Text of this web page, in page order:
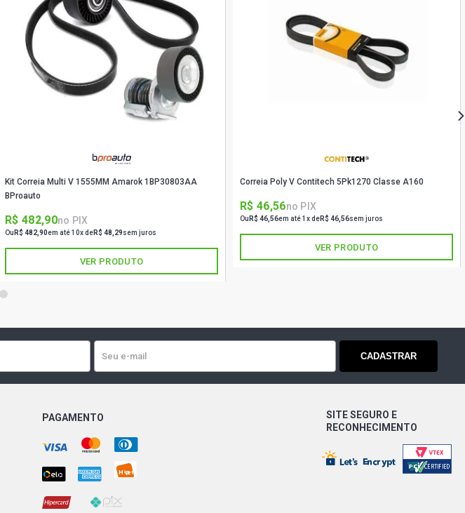
Kit Correia Multi V 1555MM Amarok 1BP30803AA
BProauto
R$ 482,90no PIX
Ou R$ 482,90em até 10x deR$ 48,29sem juros
VER PRODUTO
Correia Poly V Contitech 5Pk1270 Classe A160
R$ 46,56no PIX
Ou R$ 46,56em até 1x deR$ 46,56sem juros
VER PRODUTO
2
CADASTRAR
PAGAMENTO
SITE SEGURO E
RECONHECIMENTO